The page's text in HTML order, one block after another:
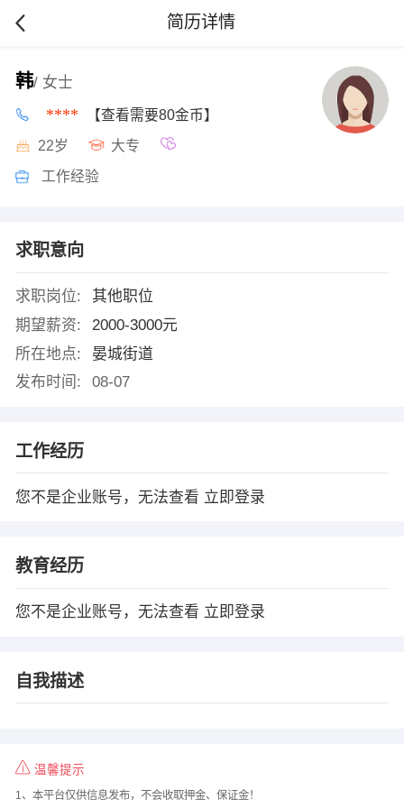
简历详情
韩/ 女士
**** 【查看需要80金币】
22岁 大专
工作经验
求职意向
求职岗位:
其他职位
期望薪资:
2000-3000元
所在地点:
晏城街道
发布时间:
08-07
工作经历
您不是企业账号，无法查看 立即登录
教育经历
您不是企业账号，无法查看 立即登录
自我描述
温馨提示
1、本平台仅供信息发布，不会收取押金、保证金！